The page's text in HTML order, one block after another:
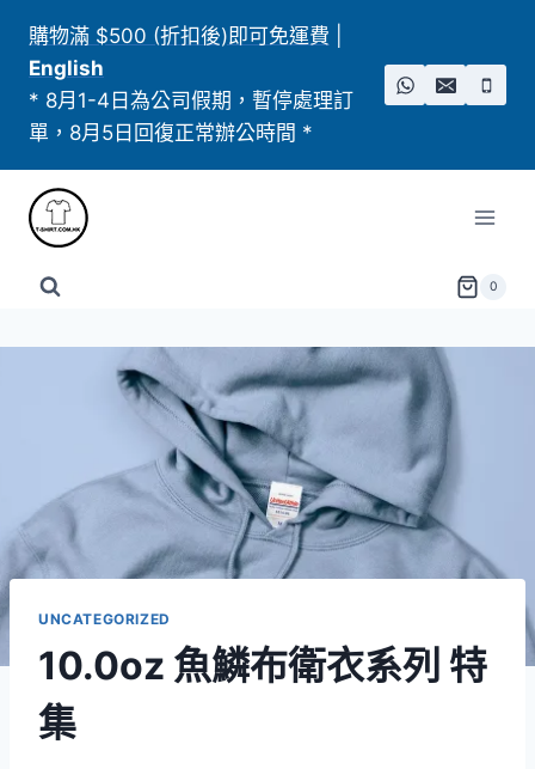
content
購物滿 $500 (折扣後)即可免運費
English
* 8月1-4日為公司假期，暫停處理訂
單，8月5日回復正常辦公時間 *
0
UNCATEGORIZED
10.0oz 魚鱗布衛衣系列 特
集